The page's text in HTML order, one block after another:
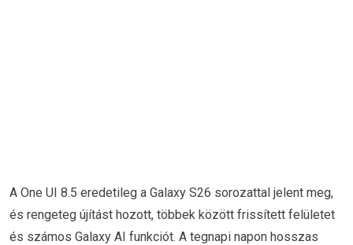
A One UI 8.5 eredetileg a Galaxy S26 sorozattal jelent meg,
és rengeteg újítást hozott, többek között frissített felületet
és számos Galaxy AI funkciót. A tegnapi napon hosszas